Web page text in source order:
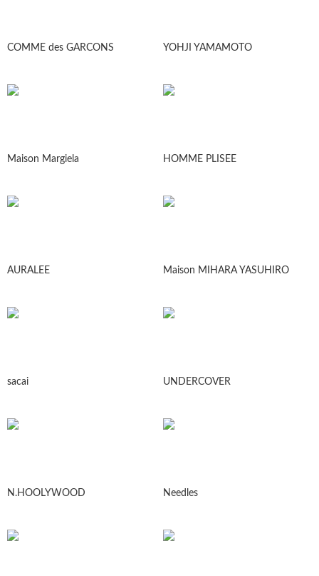
COMME des GARCONS YOHJI YAMAMOTO
Maison Margiela HOMME PLISEE
AURALEE Maison MIHARA YASUHIRO
sacai UNDERCOVER
N.HOOLYWOOD Needles